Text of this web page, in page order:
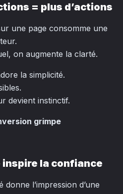
= plus d’actions
une page consomme une
on augmente la clarté.
la simplicité.
devient instinctif.
grimpe
inspire la confiance
l’impression d’une